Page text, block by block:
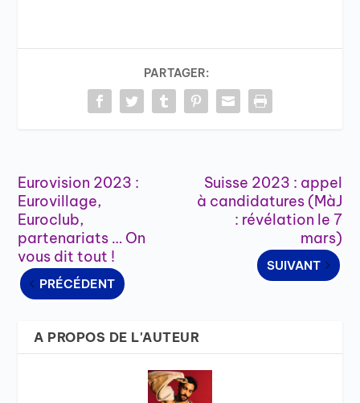
PARTAGER:
Eurovision 2023 :
Eurovillage,
Euroclub,
partenariats … On
vous dit tout !
PRÉCÉDENT
Suisse 2023 : appel
à candidatures (MàJ
: révélation le 7
mars)
SUIVANT
A PROPOS DE L'AUTEUR